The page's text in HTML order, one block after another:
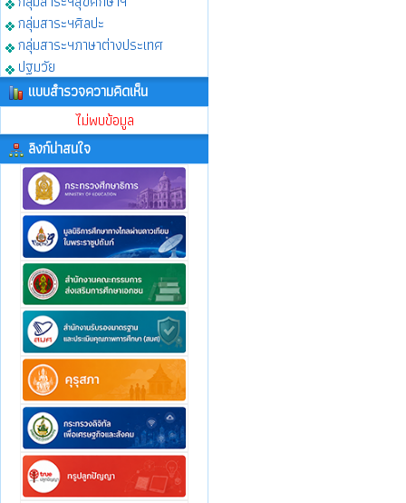
กลุ่มสาระฯศิลปะ
กลุ่มสาระฯภาษาต่างประเทศ
ปฐมวัย
แบบสำรวจความคิดเห็น
ไม่พบข้อมูล
ลิงก์น่าสนใจ